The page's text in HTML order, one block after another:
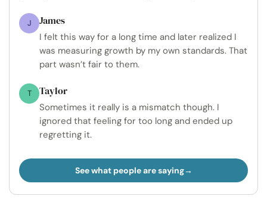
J James
I felt this way for a long time and later realized I
was measuring growth by my own standards. That
part wasn’t fair to them.
T Taylor
Sometimes it really is a mismatch though. I
ignored that feeling for too long and ended up
regretting it.
See what people are saying